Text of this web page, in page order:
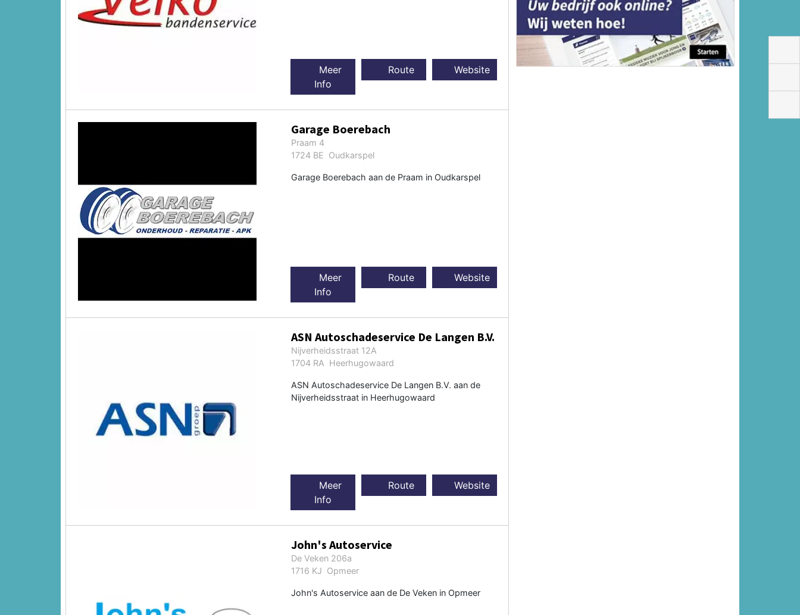
Meer
Info
Route Website
Garage Boerebach
Praam 4
1724 BE Oudkarspel
Garage Boerebach aan de Praam in Oudkarspel
Meer
Info
Route Website
ASN Autoschadeservice De Langen B.V.
Nijverheidsstraat 12A
1704 RA Heerhugowaard
ASN Autoschadeservice De Langen B.V. aan de
Nijverheidsstraat in Heerhugowaard
Meer
Info
Route Website
John's Autoservice
De Veken 206a
1716 KJ Opmeer
John's Autoservice aan de De Veken in Opmeer